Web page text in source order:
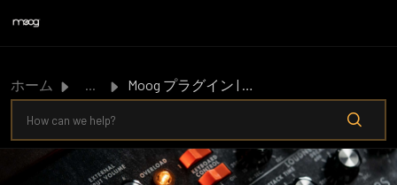
ホーム ... Moog プラグイン | 認証エラーのトラブルシューティング